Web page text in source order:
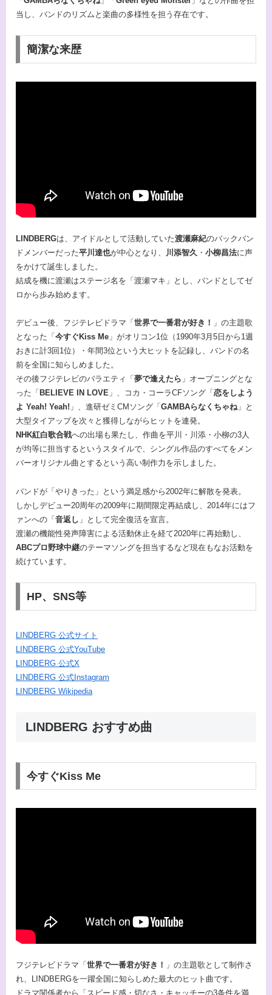
当し、バンドのリズムと楽曲の多様性を担う存在です。
簡潔な来歴
LINDBERGは、アイドルとして活動していた渡瀬麻紀のバックバン
ドメンバーだった平川達也が中心となり、 川添智久 ・ 小柳昌法に声
をかけて誕生しました。
結成を機に渡瀬はステージ名を「渡瀬マキ」とし、バンドとしてゼ
ロから歩み始めます。
デビュー後、フジテレビドラマ「 世界で一番君が好き！ 」の主題歌
となった「 今すぐKiss Me 」がオリコン1位（1990年3月5日から1週
おきに計3回1位）・年間3位という大ヒットを記録し、バンドの名
前を全国に知らしめました。
その後フジテレビのバラエティ「 夢で逢えたら 」オープニングとな
った「 BELIEVE IN LOVE 」、コカ・コーラCFソング「 恋をしよう
よ Yeah! Yeah! 」、進研ゼミCMソング「 GAMBAらなくちゃね」と
大型タイアップを次々と獲得しながらヒットを連発。
NHK紅白歌合戦への出場も果たし、作曲を平川・川添・小柳の3人
が均等に担当するというスタイルで、シングル作品のすべてをメン
バーオリジナル曲とするという高い制作力を示しました。
バンドが「やりきった」という満足感から2002年に解散を発表。
しかしデビュー20周年の2009年に期間限定再結成し、2014年にはフ
ァンへの「 音返し 」として完全復活を宣言。
渡瀬の機能性発声障害による活動休止を経て2020年に再始動し、
ABCプロ野球中継のテーマソングを担当するなど現在もなお活動を
続けています。
HP、SNS等
LINDBERG 公式サイト
LINDBERG 公式YouTube
LINDBERG 公式X
LINDBERG 公式Instagram
LINDBERG Wikipedia
LINDBERG おすすめ曲
今すぐKiss Me
フジテレビドラマ「 世界で一番君が好き！ 」の主題歌として制作さ
れ、LINDBERGを一躍全国に知らしめた最大のヒット曲です。
ドラマ関係者から「スピード感・切なさ・キャッチーの3条件を満